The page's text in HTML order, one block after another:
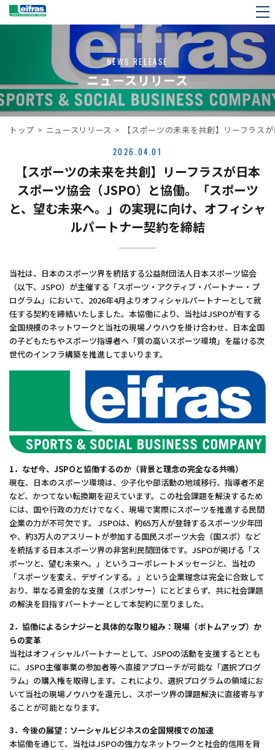
NEWS RELEASE
ニュースリリース
トップ > ニュースリリース > 【スポーツの未来を共創】リーフラス
2026.04.01
【スポーツの未来を共創】リーフラスが日本
スポーツ協会（JSPO）と協働。「スポーツ
と、望む未来へ。」の実現に向け、オフィシャ
ルパートナー契約を締結
当社は、日本のスポーツ界を統括する公益財団法人日本スポーツ協会
（以下、JSPO）が主催する「スポーツ・アクティブ・パートナー・プ
ログラム」において、2026年4月よりオフィシャルパートナーとして就
任する契約を締結いたしました。本協働により、当社はJSPOが有する
全国規模のネットワークと当社の現場ノウハウを掛け合わせ、日本全国
の子どもたちやスポーツ指導者へ「質の高いスポーツ環境」を届ける次
世代のインフラ構築を推進してまいります。
1．なぜ今、JSPOと協働するのか（背景と理念の完全なる共鳴）
現在、日本のスポーツ環境は、少子化や部活動の地域移行、指導者不足
など、かつてない転換期を迎えています。この社会課題を解決するため
には、国や行政の力だけでなく、現場で実際にスポーツを推進する民間
企業の力が不可欠です。 JSPOは、約65万人が登録するスポーツ少年団
や、約3万人のアスリートが参加する国民スポーツ大会（国スポ）など
を統括する日本スポーツ界の非営利民間団体です。JSPOが掲げる「ス
ポーツと、望む未来へ。」というコーポレートメッセージと、当社の
「スポーツを変え、デザインする。」という企業理念は完全に合致して
おり、単なる資金的な支援（スポンサー）にとどまらず、共に社会課題
の解決を目指すパートナーとして本契約に至りました。
2．協働によるシナジーと具体的な取り組み：現場（ボトムアップ）か
らの変革
当社はオフィシャルパートナーとして、JSPOの活動を支援するととも
に、JSPO主催事業の参加者等へ直接アプローチが可能な「選択プログ
ラム」の購入権を取得します。これにより、選択プログラムの領域にお
いて当社の現場ノウハウを還元し、スポーツ界の課題解決に直接寄与す
ることが可能となります。
3．今後の展望：ソーシャルビジネスの全国規模での加速
本協働を通じて、当社はJSPOの強力なネットワークと社会的信用を背